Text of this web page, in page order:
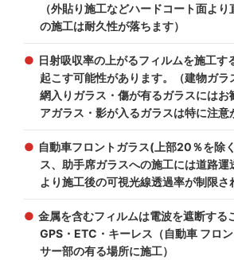
（外貼り施工などハードコート面よ
の施工は耐久性が落ちます）
日射吸収率の上がるフィルムを施工す
起こす可能性があります。（建物ガラ
網入りガラス・傷が有るガラスにはお
アガラス・影が入るガラスは特に注意
自動車フロントガラス(上部20％を除
ス、助手席ガラスへの施工には道路運
より施工後の可視光線透過率が制限さ
金属を含むフィルムは電波を遮断する
GPS・ETC・キーレス（自動車 フロ
サー部の有る場所に施工）